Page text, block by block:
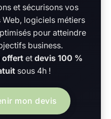
et sécurisons vos
logiciels métiers
pour atteindre
business.
offert et devis 100 %
sous 4h !
mon devis